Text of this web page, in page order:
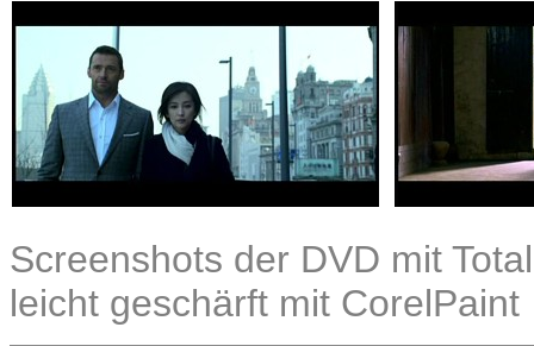
Screenshots der DVD mit
leicht geschärft mit CorelPaint